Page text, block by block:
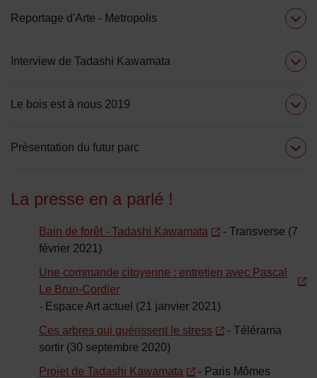
Reportage d'Arte - Metropolis
Interview de Tadashi Kawamata
Le bois est à nous 2019
Présentation du futur parc
La presse en a parlé !
Bain de forêt - Tadashi Kawamata
- Transverse (7
février 2021)
Une commande citoyenne : entretien avec Pascal
Le Brun-Cordier
- Espace Art actuel (21 janvier 2021)
Ces arbres qui guérissent le stress
- Télérama
sortir (30 septembre 2020)
Projet de Tadashi Kawamata
- Paris Mômes